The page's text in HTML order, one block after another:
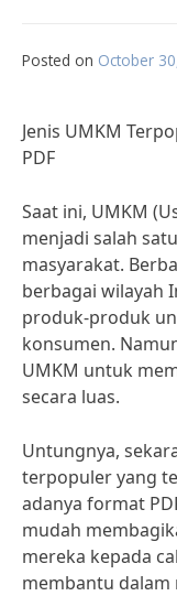
Posted on October
Jenis UMKM
PDF
Saat ini, UMKM
menjadi salah
masyarakat.
berbagai wilayah
produk-produk
konsumen.
UMKM untuk
secara luas.
Untungnya,
terpopuler yang
adanya format
mudah
mereka kepada
membantu dalam